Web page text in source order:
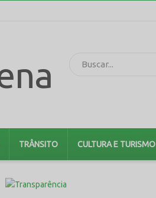
TRÂNSITO CULTURA E TURISMO